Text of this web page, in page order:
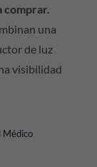
comprar.
una
de luz
visibilidad
Médico